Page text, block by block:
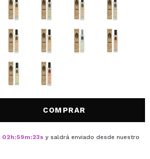
COMPRAR
02h:59m:23s y saldrá enviado desde nuestro